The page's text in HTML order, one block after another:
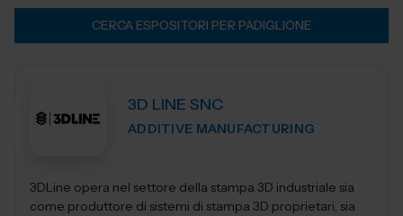
CERCA ESPOSITORI PER PADIGLIONE
3D LINE SNC
ADDITIVE MANUFACTURING
3DLine opera nel settore della stampa 3D industriale sia
come produttore di sistemi di stampa 3D proprietari, sia